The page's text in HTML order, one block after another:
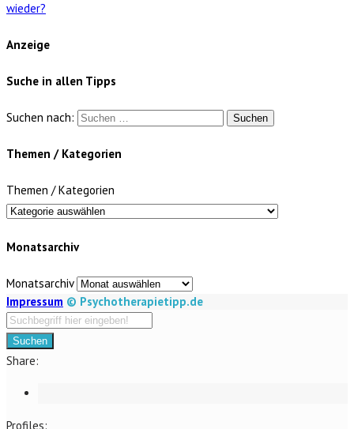
wieder?
Anzeige
Suche in allen Tipps
Suchen nach:
Themen / Kategorien
Themen / Kategorien
Monatsarchiv
Monatsarchiv
Impressum © Psychotherapietipp.de
Suchen
Share:
Profiles: